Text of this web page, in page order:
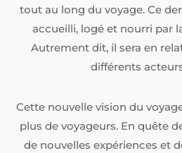
tout au long du voyage. Ce
accueilli, logé et nourri par
Autrement dit, il sera en
différents
Cette nouvelle vision du
plus de voyageurs. En quête
de nouvelles expériences et